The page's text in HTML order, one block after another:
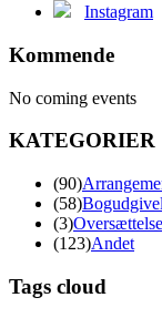
Instagram
Kommende
No coming events
KATEGORIER
(90)
(58)
(3)
(123)Andet
Tags cloud